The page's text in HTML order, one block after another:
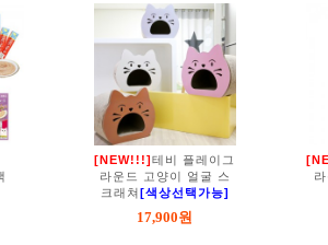
[NEW!!!]테비 플레이그
라운드 고양이 얼굴 스
크래쳐[색상선택가능]
17,900원